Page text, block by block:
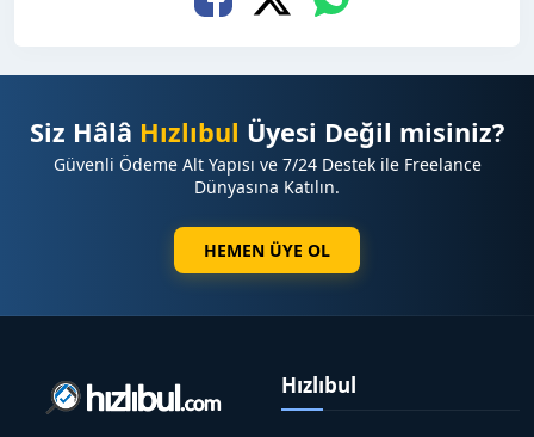
Siz Hâlâ Hızlıbul Üyesi Değil misiniz?
Güvenli Ödeme Alt Yapısı ve 7/24 Destek ile Freelance
Dünyasına Katılın.
HEMEN ÜYE OL
Hızlıbul